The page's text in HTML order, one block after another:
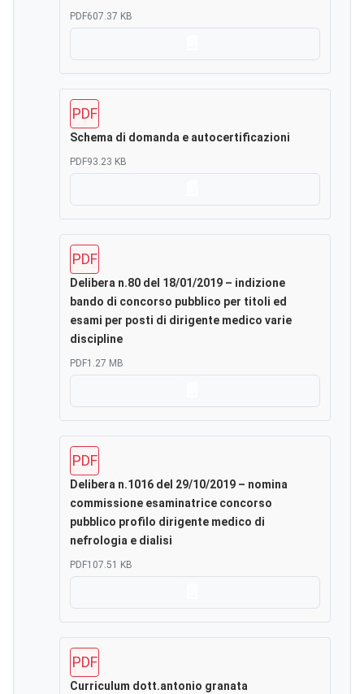
PDF607.37 KB
PDF
Schema di domanda e autocertificazioni
PDF93.23 KB
PDF
Delibera n.80 del 18/01/2019 – indizione
bando di concorso pubblico per titoli ed
esami per posti di dirigente medico varie
discipline
PDF1.27 MB
PDF
Delibera n.1016 del 29/10/2019 – nomina
commissione esaminatrice concorso
pubblico profilo dirigente medico di
nefrologia e dialisi
PDF107.51 KB
PDF
Curriculum dott.antonio granata